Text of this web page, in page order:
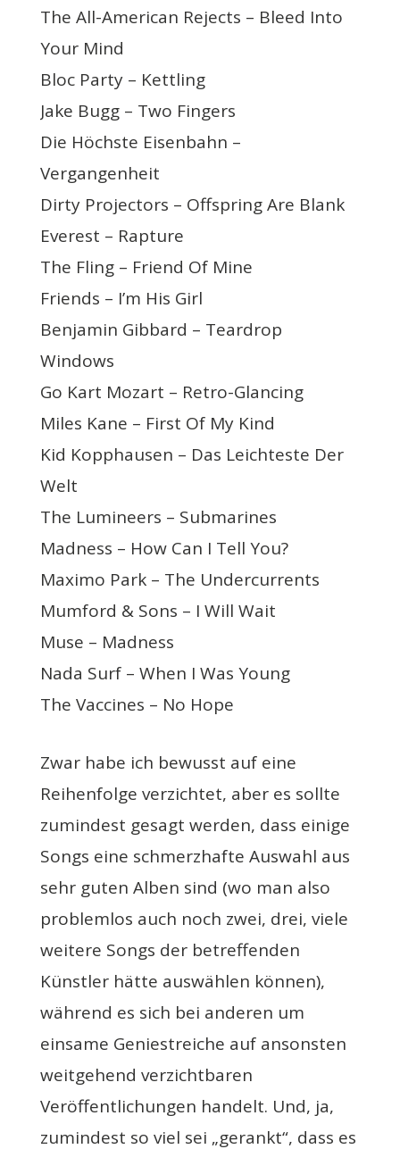
The All-American Rejects – Bleed Into
Your Mind
Bloc Party – Kettling
Jake Bugg – Two Fingers
Die Höchste Eisenbahn –
Vergangenheit
Dirty Projectors – Offspring Are Blank
Everest – Rapture
The Fling – Friend Of Mine
Friends – I’m His Girl
Benjamin Gibbard – Teardrop
Windows
Go Kart Mozart – Retro-Glancing
Miles Kane – First Of My Kind
Kid Kopphausen – Das Leichteste Der
Welt
The Lumineers – Submarines
Madness – How Can I Tell You?
Maximo Park – The Undercurrents
Mumford & Sons – I Will Wait
Muse – Madness
Nada Surf – When I Was Young
The Vaccines – No Hope
Zwar habe ich bewusst auf eine
Reihenfolge verzichtet, aber es sollte
zumindest gesagt werden, dass einige
Songs eine schmerzhafte Auswahl aus
sehr guten Alben sind (wo man also
problemlos auch noch zwei, drei, viele
weitere Songs der betreffenden
Künstler hätte auswählen können),
während es sich bei anderen um
einsame Geniestreiche auf ansonsten
weitgehend verzichtbaren
Veröffentlichungen handelt. Und, ja,
zumindest so viel sei „gerankt“, dass es